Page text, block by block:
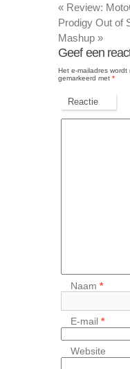
« Review:
Prodigy Out of
Mashup »
Geef een
Het e-mailadres
gemarkeerd met *
Reactie
Naam*
E-mail*
Website